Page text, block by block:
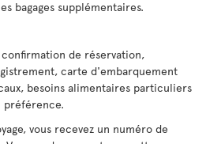
bagages supplémentaires.
de réservation,
carte d'embarquement
besoins alimentaires particuliers
préférence.
vous recevez un numéro de